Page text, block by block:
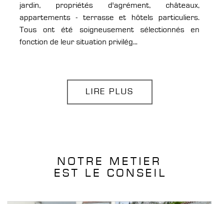
jardin, propriétés d'agrément, châteaux,
appartements - terrasse et hôtels particuliers.
Tous ont été soigneusement sélectionnés en
fonction de leur situation privilég...
LIRE PLUS
NOTRE METIER
EST LE CONSEIL